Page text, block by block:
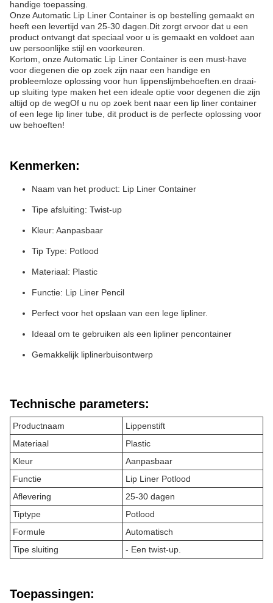
handige toepassing.
Onze Automatic Lip Liner Container is op bestelling gemaakt en
heeft een levertijd van 25-30 dagen.Dit zorgt ervoor dat u een
product ontvangt dat speciaal voor u is gemaakt en voldoet aan
uw persoonlijke stijl en voorkeuren.
Kortom, onze Automatic Lip Liner Container is een must-have
voor diegenen die op zoek zijn naar een handige en
probleemloze oplossing voor hun lippenslijmbehoeften.en draai-
up sluiting type maken het een ideale optie voor degenen die zijn
altijd op de wegOf u nu op zoek bent naar een lip liner container
of een lege lip liner tube, dit product is de perfecte oplossing voor
uw behoeften!
Kenmerken:
Naam van het product: Lip Liner Container
Tipe afsluiting: Twist-up
Kleur: Aanpasbaar
Tip Type: Potlood
Materiaal: Plastic
Functie: Lip Liner Pencil
Perfect voor het opslaan van een lege lipliner.
Ideaal om te gebruiken als een lipliner pencontainer
Gemakkelijk liplinerbuisontwerp
Technische parameters:
Productnaam
Lippenstift
Materiaal
Plastic
Kleur
Aanpasbaar
Functie
Lip Liner Potlood
Aflevering
25-30 dagen
Tiptype
Potlood
Formule
Automatisch
Tipe sluiting
- Een twist-up.
Toepassingen: